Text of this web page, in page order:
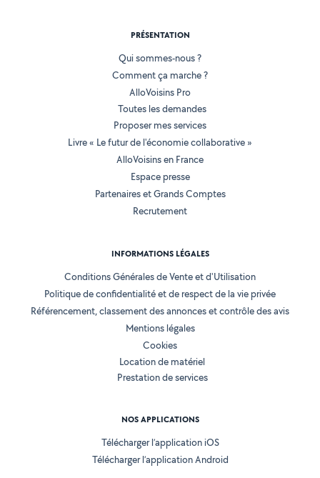
PRÉSENTATION
Qui sommes-nous ?
Comment ça marche ?
AlloVoisins Pro
Toutes les demandes
Proposer mes services
Livre « Le futur de l'économie collaborative »
AlloVoisins en France
Espace presse
Partenaires et Grands Comptes
Recrutement
INFORMATIONS LÉGALES
Conditions Générales de Vente et d'Utilisation
Politique de confidentialité et de respect de la vie privée
Référencement, classement des annonces et contrôle des avis
Mentions légales
Cookies
Location de matériel
Prestation de services
NOS APPLICATIONS
Télécharger l’application iOS
Télécharger l’application Android